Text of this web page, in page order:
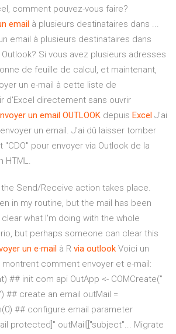
comment pouvez-vous faire?
email à plusieurs destinataires dans ...
email à plusieurs destinataires dans
Si vous avez plusieurs adresses
de feuille de calcul, et maintenant,
un e-mail à cette liste de
d'Excel directement sans ouvrir
un email OUTLOOK depuis Excel J'ai
un email. J'ai dû laisser tomber
"CDO" pour envoyer via Outlook de la
HTML.
Send/Receive action takes place.
in my routine, but the mail has been
what I'm doing with the whole
but perhaps someone can clear this
un e-mail à R via outlook Voici un
comment envoyer et e-mail:
## init com api OutApp <- COMCreate("
## create an email outMail =
## configure email parameter
protected]" outMail[["subject"... Migrate